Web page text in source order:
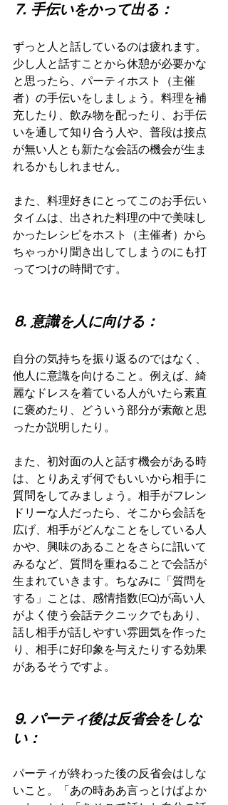
⒎ 手伝いをかって出る：
ずっと人と話しているのは疲れます。
少し人と話すことから休憩が必要かな
と思ったら、パーティホスト（主催
者）の手伝いをしましょう。料理を補
充したり、飲み物を配ったり、お手伝
いを通して知り合う人や、普段は接点
が無い人とも新たな会話の機会が生ま
れるかもしれません。
また、料理好きにとってこのお手伝い
タイムは、出された料理の中で美味し
かったレシピをホスト（主催者）から
ちゃっかり聞き出してしまうのにも打
ってつけの時間です。
⒏ 意識を人に向ける：
自分の気持ちを振り返るのではなく、
他人に意識を向けること。例えば、綺
麗なドレスを着ている人がいたら素直
に褒めたり、どういう部分が素敵と思
ったか説明したり。
また、初対面の人と話す機会がある時
は、とりあえず何でもいいから相手に
質問をしてみましょう。相手がフレン
ドリーな人だったら、そこから会話を
広げ、相手がどんなことをしている人
かや、興味のあることをさらに訊いて
みるなど、質問を重ねることで会話が
生まれていきます。ちなみに「質問を
する」ことは、感情指数(EQ)が高い人
がよく使う会話テクニックでもあり、
話し相手が話しやすい雰囲気を作った
り、相手に好印象を与えたりする効果
があるそうですよ。
⒐ パーティ後は反省会をしな
い：
パーティが終わった後の反省会はしな
いこと。「あの時ああ言っとけばよか